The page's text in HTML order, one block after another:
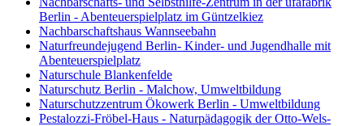
Berlin - Abenteuerspielplatz im Güntzelkiez
Nachbarschaftshaus Wannseebahn
Naturfreundejugend Berlin- Kinder- und Jugendhalle mit
Abenteuerspielplatz
Naturschule Blankenfelde
Naturschutz Berlin - Malchow, Umweltbildung
Naturschutzzentrum Ökowerk Berlin - Umweltbildung
Pestalozzi-Fröbel-Haus - Naturpädagogik der Otto-Wels-